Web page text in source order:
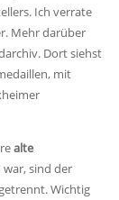
Ich verrate
Mehr darüber
Dort siehst
mit
alte
war, sind der
Wichtig